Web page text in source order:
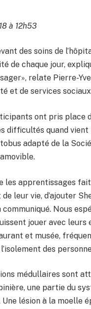
à 12h53
des soins de
de chaque jour,
relate Pierre-
et de services sociaux
ont pris place
difficultés quand
adapté de la
les apprentissages
leur vie, d’ajouter
communiqué. Nous
jouer avec
et musée,
des
médullaires sont
une partie du
lésion à la moelle